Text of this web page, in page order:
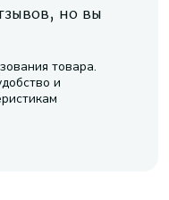
но вы
товара.
и